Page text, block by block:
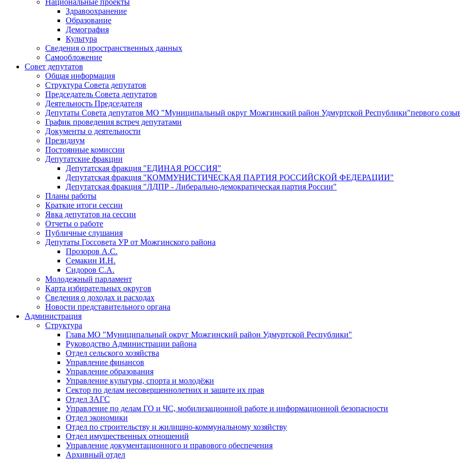
Здравоохранение
Образование
Демография
Культура
Сведения о пространственных данных
Самообложение
Совет депутатов
Общая информация
Структура Совета депутатов
Председатель Совета депутатов
Деятельность Председателя
Депутаты Совета депутатов МО "Муниципальный округ Можгинский район Удмуртской Республики"первого
График проведения встреч депутатами
Документы о деятельности
Президиум
Постоянные комиссии
Депутатские фракции
Депутатская фракция "ЕДИНАЯ РОССИЯ"
Депутатская фракция "КОММУНИСТИЧЕСКАЯ ПАРТИЯ РОССИЙСКОЙ ФЕДЕРАЦИИ"
Депутатская фракция "ЛДПР - Либерально-демократическая партия России"
Планы работы
Краткие итоги сессии
Явка депутатов на сессии
Отчеты о работе
Публичные слушания
Депутаты Госсовета УР от Можгинского района
Прозоров А.С.
Семакин И.Н.
Сидоров С.А.
Молодежный парламент
Карта избирательных округов
Сведения о доходах и расходах
Новости представительного органа
Администрация
Структура
Глава МО "Муниципальный округ Можгинский район Удмуртской Республики"
Руководство Администрации района
Отдел сельского хозяйства
Управление финансов
Управление образования
Управление культуры, спорта и молодёжи
Сектор по делам несовершеннолетних и защите их прав
Отдел ЗАГС
Управление по делам ГО и ЧС, мобилизационной работе и информационной безопасности
Отдел экономики
Отдел по строительству и жилищно-коммунальному хозяйству
Отдел имущественных отношений
Управление документационного и правового обеспечения
Архивный отдел